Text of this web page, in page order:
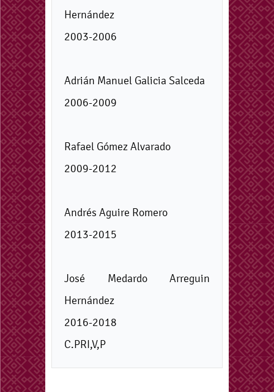
Hernández
2003-2006
Adrián Manuel Galicia Salceda
2006-2009
Rafael Gómez Alvarado
2009-2012
Andrés Aguire Romero
2013-2015
José Medardo Arreguin
Hernández
2016-2018
C.PRI,V,P